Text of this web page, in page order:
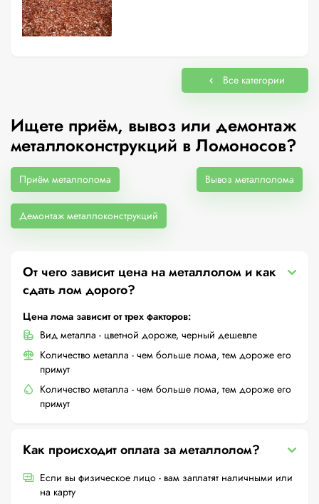
Все категории
Ищете приём, вывоз или демонтаж
металлоконструкций в Ломоносов?
Приём металлолома Вывоз металлолома
Демонтаж металлоконструкций
От чего зависит цена на металлолом и как
сдать лом дорого?
Цена лома зависит от трех факторов:
Вид металла - цветной дороже, черный дешевле
Количество металла - чем больше лома, тем дороже его
примут
Количество металла - чем больше лома, тем дороже его
примут
Как происходит оплата за металлолом?
Если вы физическое лицо - вам заплатят наличными или
на карту